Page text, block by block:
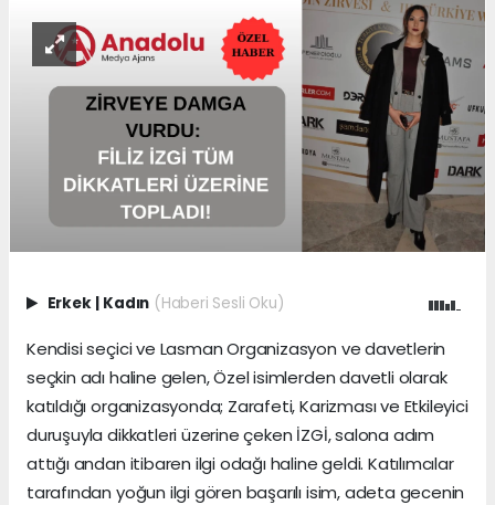
Erkek | Kadın (Haberi Sesli Oku)
Kendisi seçici ve Lasman Organizasyon ve davetlerin
seçkin adı haline gelen, Özel isimlerden davetli olarak
katıldığı organizasyonda; Zarafeti, Karizması ve Etkileyici
duruşuyla dikkatleri üzerine çeken İZGİ, salona adım
attığı andan itibaren ilgi odağı haline geldi. Katılımcılar
tarafından yoğun ilgi gören başarılı isim, adeta gecenin